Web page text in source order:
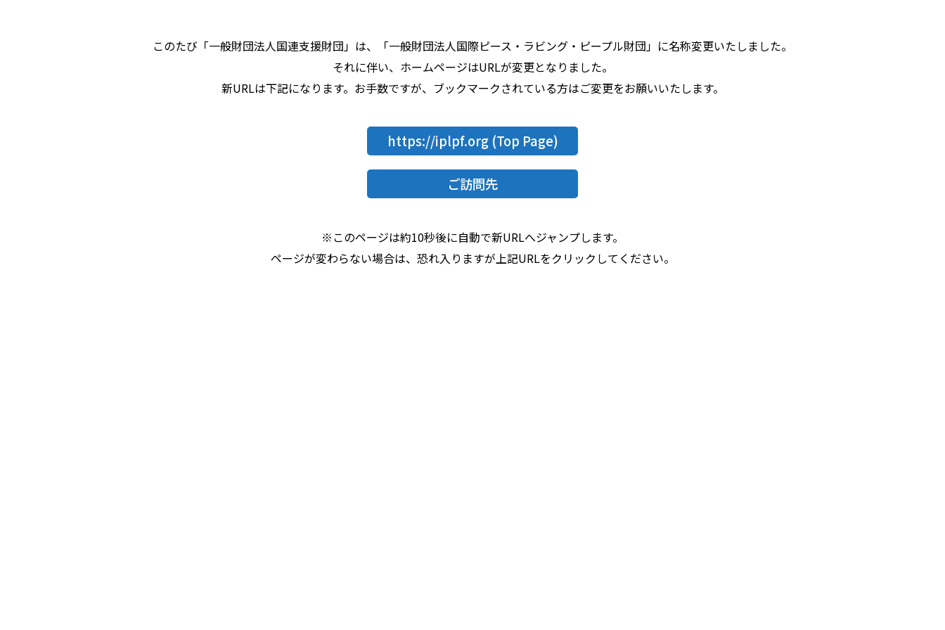
このたび「一般財団法人国連支援財団」は、「一般財団法人国際ピース・ラビング・ピープル財団」に名称変更いたしました。
それに伴い、ホームページはURLが変更となりました。
新URLは下記になります。お手数ですが、ブックマークされている方はご変更をお願いいたします。
https://iplpf.org (Top Page)
ご訪問先
※このページは約10秒後に自動で新URLへジャンプします。
ページが変わらない場合は、恐れ入りますが上記URLをクリックしてください。